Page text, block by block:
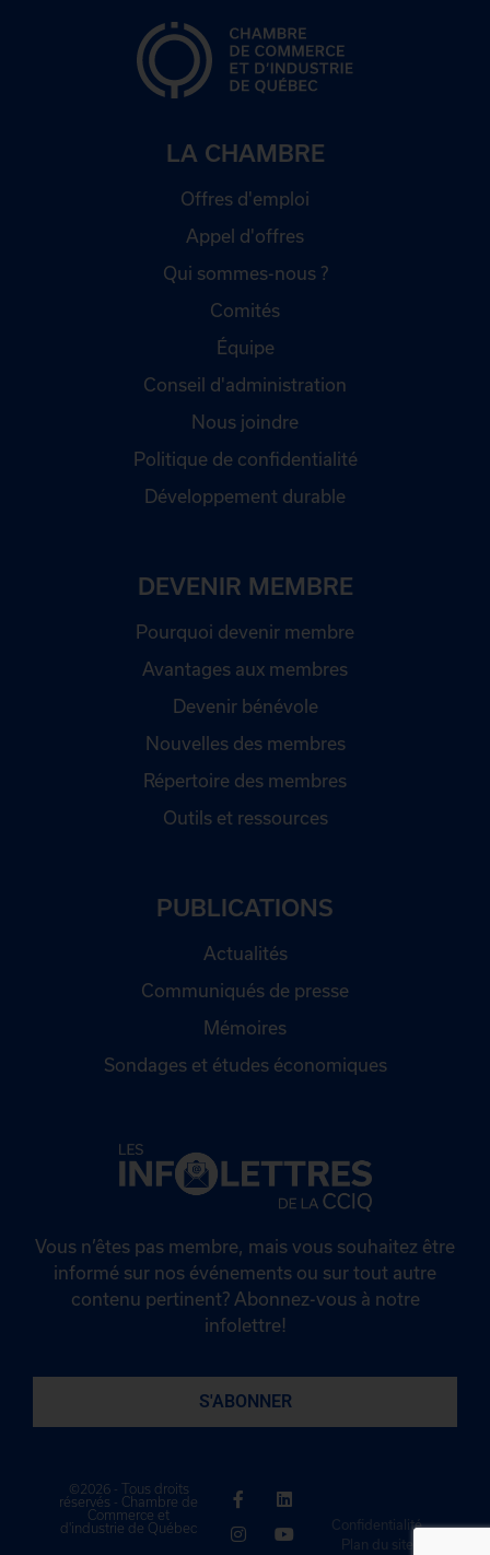
LA CHAMBRE
Offres d'emploi
Appel d'offres
Qui sommes-nous ?
Comités
Équipe
Conseil d'administration
Nous joindre
Politique de confidentialité
Développement durable
DEVENIR MEMBRE
Pourquoi devenir membre
Avantages aux membres
Devenir bénévole
Nouvelles des membres
Répertoire des membres
Outils et ressources
PUBLICATIONS
Actualités
Communiqués de presse
Mémoires
Sondages et études économiques
Vous n’êtes pas membre, mais vous souhaitez être
informé sur nos événements ou sur tout autre
contenu pertinent? Abonnez-vous à notre
infolettre!
S'ABONNER
©2026 - Tous droits
réservés - Chambre de
Commerce et
d'industrie de Québec
Confidentialité
Plan du site